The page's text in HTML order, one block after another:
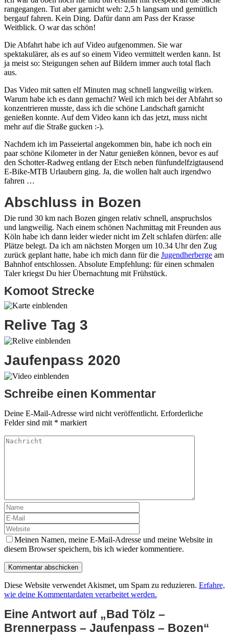
rangegangen. Tut aber garnicht weh: 2,5 h langsam und gemütlich
bergauf fahren. Kein Ding. Dafür dann am Pass der Krasse
Weitblick. O war das schön!
Die Abfahrt habe ich auf Video aufgenommen. Sie war
spektakulärer, als es auf so einem Video vermittelt werden kann. Ist
ja meist so: Steigungen sehen auf Bildern immer auch total flach
aus.
Das Video mit satten elf Minuten mag schnell langweilig wirken.
Warum habe ich es dann gemacht? Weil ich mich bei der Abfahrt so
konzentrieren musste, dass ich die schöne Landschaft garnicht
genießen konnte. Auf dem Video kann ich das jetzt, muss nicht
mehr auf die Straße gucken :-).
Nachdem ich im Passeiertal angekommen bin, habe ich noch ein
paar schöne Kilometer in der Natur genießen können, bevor es auf
den Schotter-Radweg entlang der Etsch neben fünfundelfzigtausend
E-Bike-MTB Urlaubern ging. Ja, die wollen halt auch irgendwo
fahren …
Abschluss in Bozen
Die rund 30 km nach Bozen gingen relativ schnell, anspruchslos
und langweilig. Nach einem schönen Nachmittag mit Freunden aus
Köln habe ich dann leider wieder nicht im Zelt schlafen dürfen: alle
Plätze belegt. Da ich am nächsten Morgen um 10.34 Uhr den Zug
zurück geplant hatte, habe ich mich dann für die Jugendherberge am
Bahnhof entschlossen. Absolute Empfehlung: für einen schmalen
Taler kriegst Du hier Übernachtung mit Frühstück.
Komoot Strecke
Relive Tag 3
Jaufenpass 2020
Schreibe einen Kommentar
Deine E-Mail-Adresse wird nicht veröffentlicht. Erforderliche
Felder sind mit * markiert
Meinen Namen, meine E-Mail-Adresse und meine Website in
diesem Browser speichern, bis ich wieder kommentiere.
Diese Website verwendet Akismet, um Spam zu reduzieren. Erfahre,
wie deine Kommentardaten verarbeitet werden.
Eine Antwort auf „Bad Tölz –
Brennerpass – Jaufenpass – Bozen“